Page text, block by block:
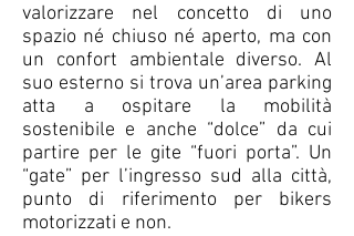
valorizzare nel concetto di uno
spazio né chiuso né aperto, ma con
un confort ambientale diverso. Al
suo esterno si trova un’area parking
atta a ospitare la mobilità
sostenibile e anche “dolce” da cui
partire per le gite “fuori porta”. Un
“gate” per l’ingresso sud alla città,
punto di riferimento per bikers
motorizzati e non.